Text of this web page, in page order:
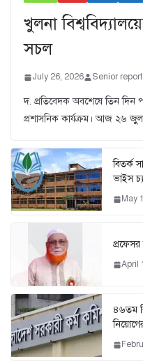
খুলনা
সচল
July 26, 2026 Senior
দ. প্রতিবেদক অবশেষে তিন দিন
প্রশাসনিক কার্যক্রম। আজ ২৬
বিতর্ক
ভাইস
May
প্রফেসর
April
৪৬তম